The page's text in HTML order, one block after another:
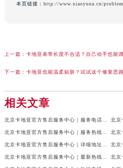
本页链接： http://www.xiaoyuna.cn/
上一篇： 卡地亚表带长度不合适？自己动手也能
下一篇： 卡地亚也能温柔贴肤？试试这个修复思路
相关文章